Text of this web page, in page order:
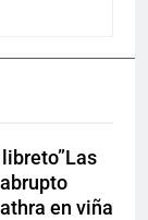
en viña